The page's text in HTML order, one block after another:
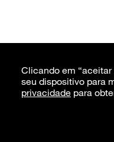
Clicando em
seu dispositivo para
privacidade para